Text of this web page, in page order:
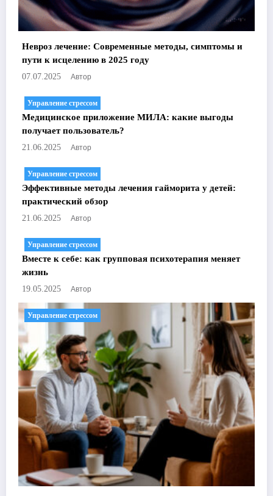
Невроз лечение: Современные методы, симптомы и
пути к исцелению в 2025 году
07.07.2025 Автор
Управление стрессом
Медицинское приложение МИЛА: какие выгоды
получает пользователь?
21.06.2025 Автор
Управление стрессом
Эффективные методы лечения гайморита у детей:
практический обзор
21.06.2025 Автор
Управление стрессом
Вместе к себе: как групповая психотерапия меняет
жизнь
19.05.2025 Автор
Управление стрессом